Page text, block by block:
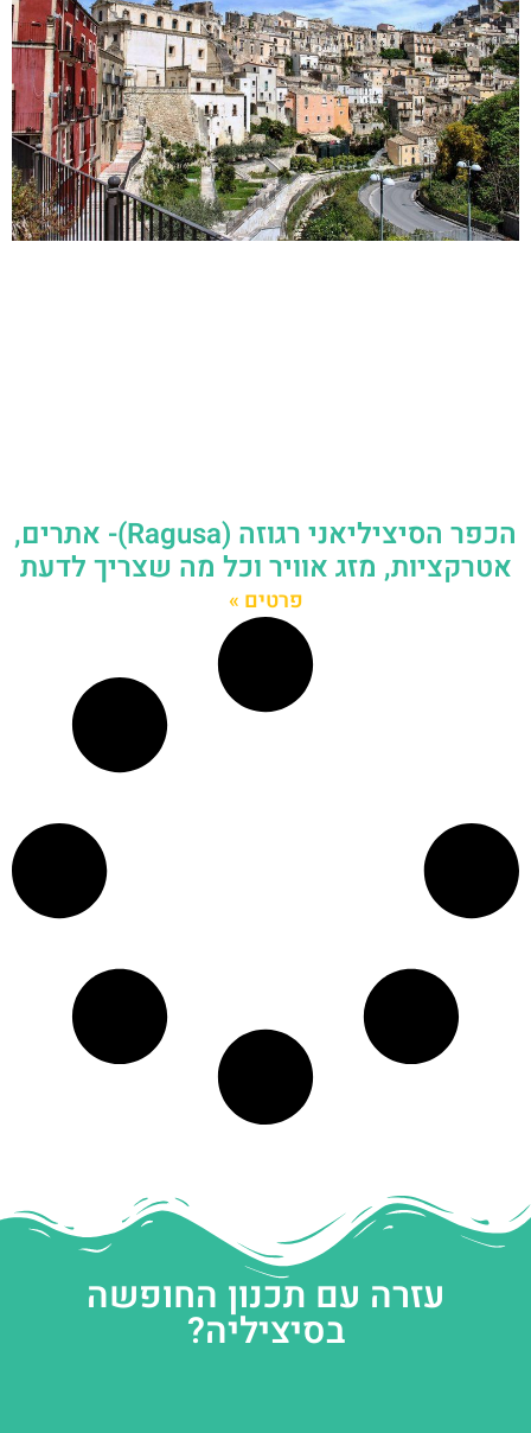
הכפר הסיציליאני רגוזה (Ragusa)- אתרים,
אטרקציות, מזג אוויר וכל מה שצריך לדעת
פרטים »
עזרה עם תכנון החופשה
בסיציליה?